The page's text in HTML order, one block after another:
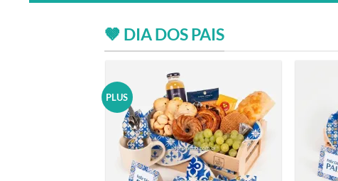
🤎 DIA DOS PAIS
PLUS